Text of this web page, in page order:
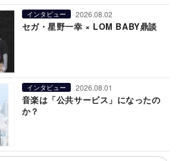
インタビュー 2026.08.02
セガ・星野一幸 × LOM BABY鼎談
インタビュー 2026.08.01
音楽は「公共サービス」になったの
か？